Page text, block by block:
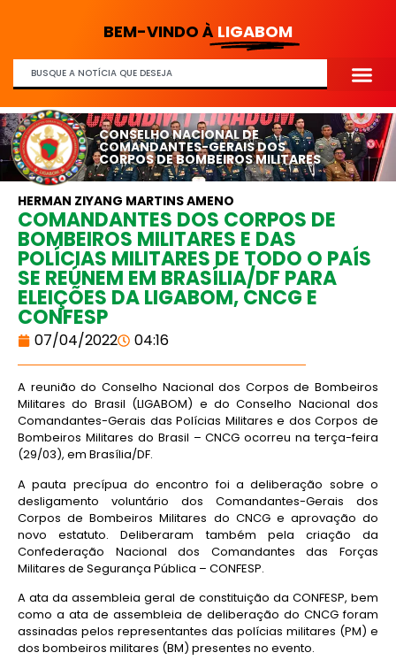
BEM-VINDO À LIGABOM
CONSELHO NACIONAL DE
COMANDANTES-GERAIS DOS
CORPOS DE BOMBEIROS MILITARES
HERMAN ZIYANG MARTINS AMENO
COMANDANTES DOS CORPOS DE
BOMBEIROS MILITARES E DAS
POLÍCIAS MILITARES DE TODO O PAÍS
SE REÚNEM EM BRASÍLIA/DF PARA
ELEIÇÕES DA LIGABOM, CNCG E
CONFESP
07/04/2022 04:16
A reunião do Conselho Nacional dos Corpos de Bombeiros
Militares do Brasil (LIGABOM) e do Conselho Nacional dos
Comandantes-Gerais das Polícias Militares e dos Corpos de
Bombeiros Militares do Brasil – CNCG ocorreu na terça-feira
(29/03), em Brasília/DF.
A pauta precípua do encontro foi a deliberação sobre o
desligamento voluntário dos Comandantes-Gerais dos
Corpos de Bombeiros Militares do CNCG e aprovação do
novo estatuto. Deliberaram também pela criação da
Confederação Nacional dos Comandantes das Forças
Militares de Segurança Pública – CONFESP.
A ata da assembleia geral de constituição da CONFESP, bem
como a ata de assembleia de deliberação do CNCG foram
assinadas pelos representantes das polícias militares (PM) e
dos bombeiros militares (BM) presentes no evento.